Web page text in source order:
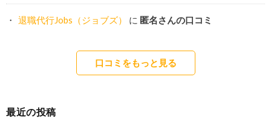
退職代行Jobs（ジョブズ） に 匿名さんの口コミ
口コミをもっと見る
最近の投稿